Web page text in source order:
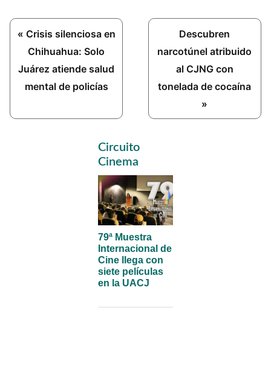
Previous
Post:
« ​Crisis silenciosa en
Chihuahua: Solo
Juárez atiende salud
mental de policías
Next
Post:
Descubren
narcotúnel atribuido
al CJNG con
tonelada de cocaína
»
Primary
Sidebar
Circuito
Cinema
79ª Muestra
Internacional de
Cine llega con
siete películas
en la UACJ